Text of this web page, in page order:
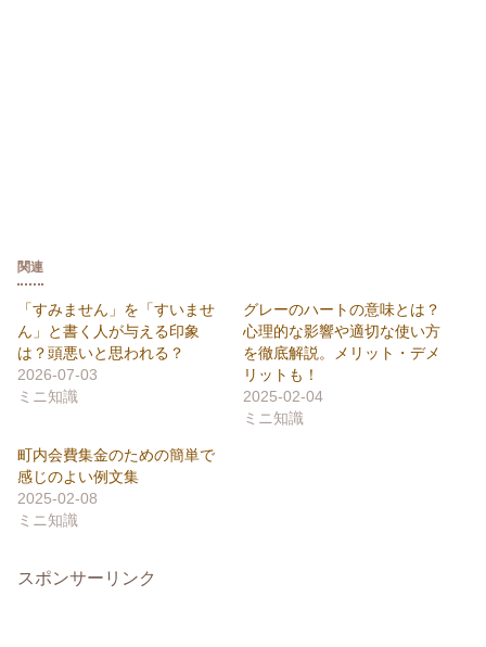
関連
「すみません」を「すいませ
ん」と書く人が与える印象
は？頭悪いと思われる？
2026-07-03
ミニ知識
グレーのハートの意味とは？
心理的な影響や適切な使い方
を徹底解説。メリット・デメ
リットも！
2025-02-04
ミニ知識
町内会費集金のための簡単で
感じのよい例文集
2025-02-08
ミニ知識
スポンサーリンク